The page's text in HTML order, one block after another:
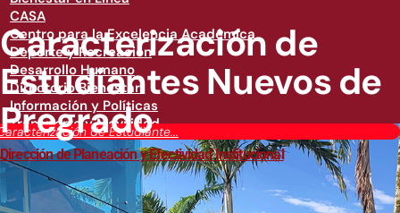
CASA
Centro para la Excelencia Académica
Deporte y Recreación
Desarrollo Humano
Directorio Bienestar
Información y Políticas
Transporte y Movilidad
de Estudiante...
Caracterización de
Estudiantes Nuevos de
Pregrado
Dirección de Planeación y Efectividad Institucional